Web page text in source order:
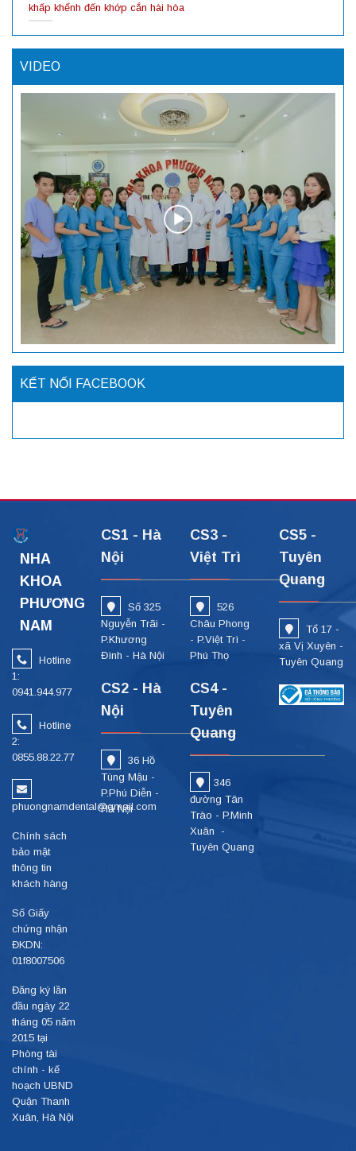
khấp khểnh đến khớp cắn hài hòa
VIDEO
KẾT NỐI FACEBOOK
NHA
KHOA
PHƯƠNG
NAM
Hotline
1:
0941.944.977
Hotline
2:
0855.88.22.77
phuongnamdental@gmail.com
Chính sách
bảo mật
thông tin
khách hàng
Số Giấy
chứng nhận
ĐKDN:
01f8007506
Đăng ký lần
đầu ngày 22
tháng 05 năm
2015 tại
Phòng tài
chính - kế
hoạch UBND
Quận Thanh
Xuân, Hà Nội
CS1 - Hà
Nội
Số 325
Nguyễn Trãi -
P.Khương
Đình - Hà Nội
CS2 - Hà
Nội
36 Hồ
Tùng Mậu -
P.Phú Diễn -
Hà Nội
CS3 -
Việt Trì
526
Châu Phong
- P.Việt Trì -
Phú Thọ
CS4 -
Tuyên
Quang
346
đường Tân
Trào - P.Minh
Xuân -
Tuyên Quang
CS5 -
Tuyên
Quang
Tổ 17 -
xã Vị Xuyên -
Tuyên Quang